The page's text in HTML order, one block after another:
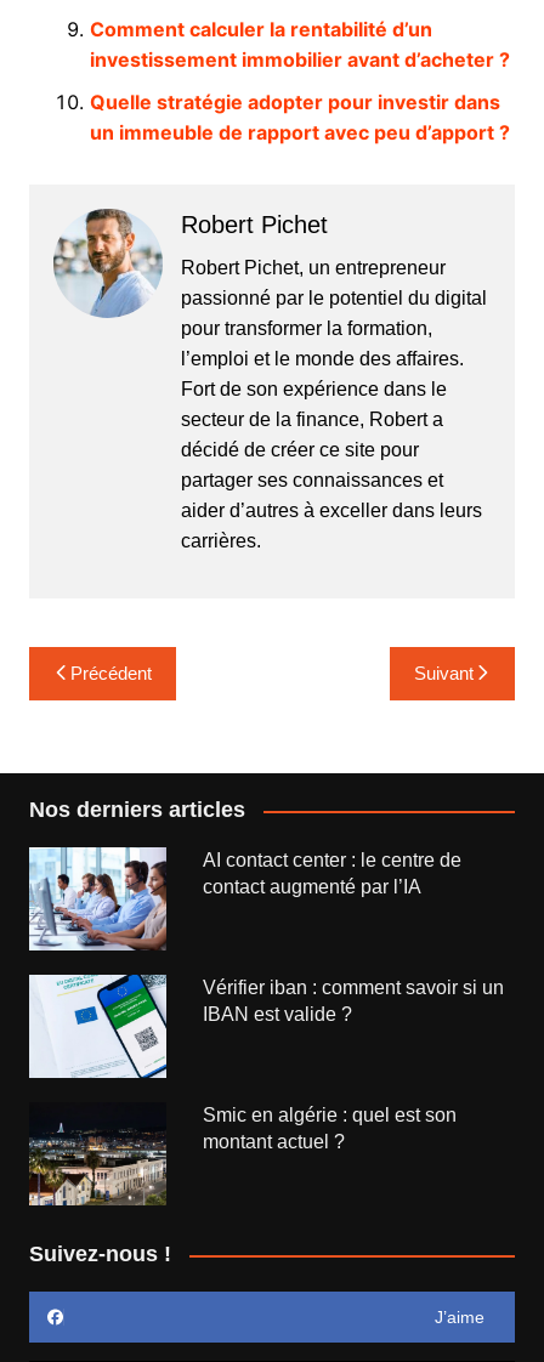
Comment calculer la rentabilité d’un
investissement immobilier avant d’acheter ?
Quelle stratégie adopter pour investir dans
un immeuble de rapport avec peu d’apport ?
Robert Pichet
Robert Pichet, un entrepreneur
passionné par le potentiel du digital
pour transformer la formation,
l’emploi et le monde des affaires.
Fort de son expérience dans le
secteur de la finance, Robert a
décidé de créer ce site pour
partager ses connaissances et
aider d’autres à exceller dans leurs
carrières.
Navigation
de
Précédent Suivant
Nos derniers articles
AI contact center : le centre de
contact augmenté par l’IA
Vérifier iban : comment savoir si un
IBAN est valide ?
Smic en algérie : quel est son
montant actuel ?
Suivez-nous !
J’aime